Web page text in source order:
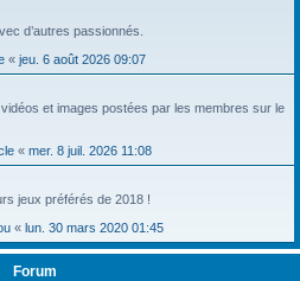
d’autres passionnés.
« jeu. 6 août 2026 09:07
et images postées par les membres sur le
« mer. 8 juil. 2026 11:08
jeux préférés de 2018 !
« lun. 30 mars 2020 01:45
Forum